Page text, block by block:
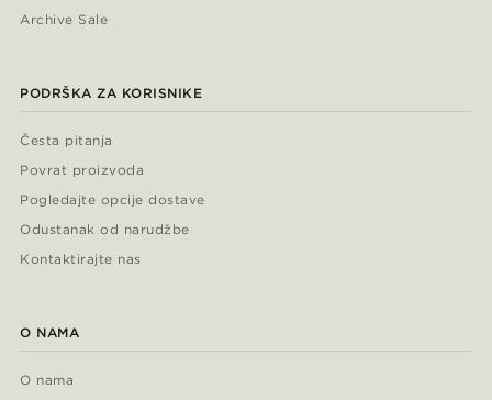
Archive Sale
PODRŠKA ZA KORISNIKE
Česta pitanja
Povrat proizvoda
Pogledajte opcije dostave
Odustanak od narudžbe
Kontaktirajte nas
O NAMA
O nama